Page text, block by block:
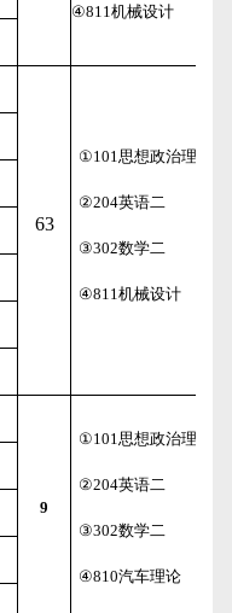
④811 机械设计
63
①101 思想政治理论
②204英语二
③302数学二
④811 机械设计
9
①101 思想政治理论
②204英语二
③302数学二
④810汽车理论